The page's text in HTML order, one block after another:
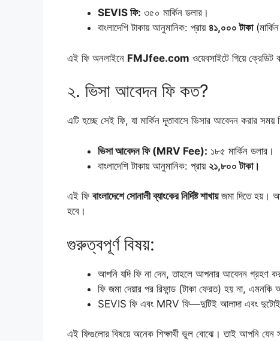
SEVIS ফি: ৩৫০ মার্কিন ডলার।
বাংলাদেশি টাকায় আনুমানিক: প্রায় ৪১,০০০ টাকা
এই ফি অনলাইনে FMJfee.com ওয়েবসাইটে গিয়ে ক্রেডিট
২. ভিসা আবেদন ফি কত?
এটি হচ্ছে সেই ফি, যা মার্কিন দূতাবাসে ভিসার আবেদন করার সময়
ভিসা আবেদন ফি (MRV Fee): ১৮৫ মার্কিন ডলার।
বাংলাদেশি টাকায় আনুমানিক: প্রায় ২১,৮০০ টাকা।
এই ফি বাংলাদেশে সোনালী ব্যাংকের নির্দিষ্ট শাখায়জমা দিতে হয়।
হবে।
গুরুত্বপূর্ণ বিষয়:
আপনি যদি ফি না দেন, তাহলে আপনার আবেদন গ্রহণ
ফি জমা দেয়ার পর রিফান্ড (টাকা ফেরত) হয় না, এমনকি
SEVIS ফি এবং MRV ফি—দুটিই আলাদা এবং দুটোই
এই ফিগুলোর বিষয়ে অনেক শিক্ষার্থী ভুল বোঝে। তাই আপনি যেন